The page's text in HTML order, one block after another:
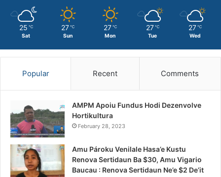
25 ℃
Sat
27 ℃
Sun
27 ℃
Mon
27 ℃
Tue
27 ℃
Wed
Popular Recent Comments
AMPM Apoiu Fundus Hodi Dezenvolve
Hortikultura
February 28, 2023
Amu Pároku Venilale Hasa’e Kustu
Renova Sertidaun Ba $30, Amu Vigario
Baucau : Renova Sertidaun Ne’e $2 De’it